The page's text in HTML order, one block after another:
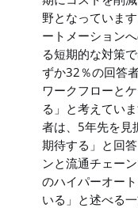
野となっていま
ートメーション
る短期的な対策
ずか32％の回答
ワークフローと
る」と考えてい
者は、5年先を見
期待する」と回
ンと流通チェー
のハイパーオー
いる」と述べる